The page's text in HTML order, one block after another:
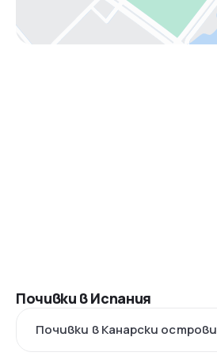
Почивки в Испания
Почивки в Канарски острови